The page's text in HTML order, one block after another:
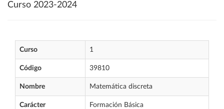
Curso 2023-2024
Curso 1
Código 39810
Nombre Matemática discreta
Carácter Formación Básica